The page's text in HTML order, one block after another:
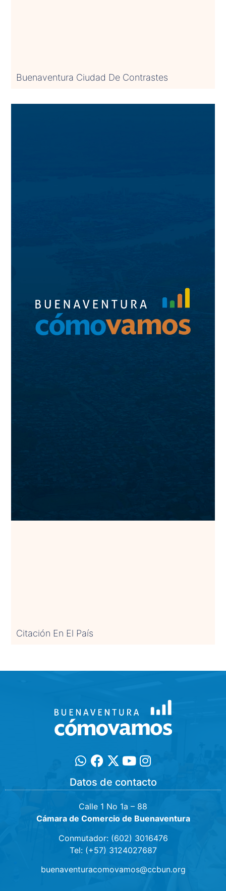
Buenaventura Ciudad De Contrastes
Citación En El País
Datos de contacto
Calle 1 No 1a – 88
Cámara de Comercio de Buenaventura
Conmutador: (602) 3016476
Tel: (+57) 3124027687
buenaventuracomovamos@ccbun.org